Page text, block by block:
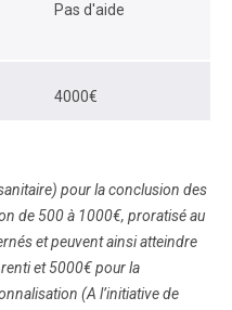
Pas d'aide
4000€
pour la conclusion des
de 500 à 1000€, proratisé au
et peuvent ainsi atteindre
et 5000€ pour la
(A l’initiative de